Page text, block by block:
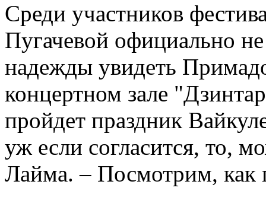
Среди участников
Пугачевой официально
надежды увидеть
концертном зале
пройдет праздник
уж если согласится, то,
Лайма. – Посмотрим, как